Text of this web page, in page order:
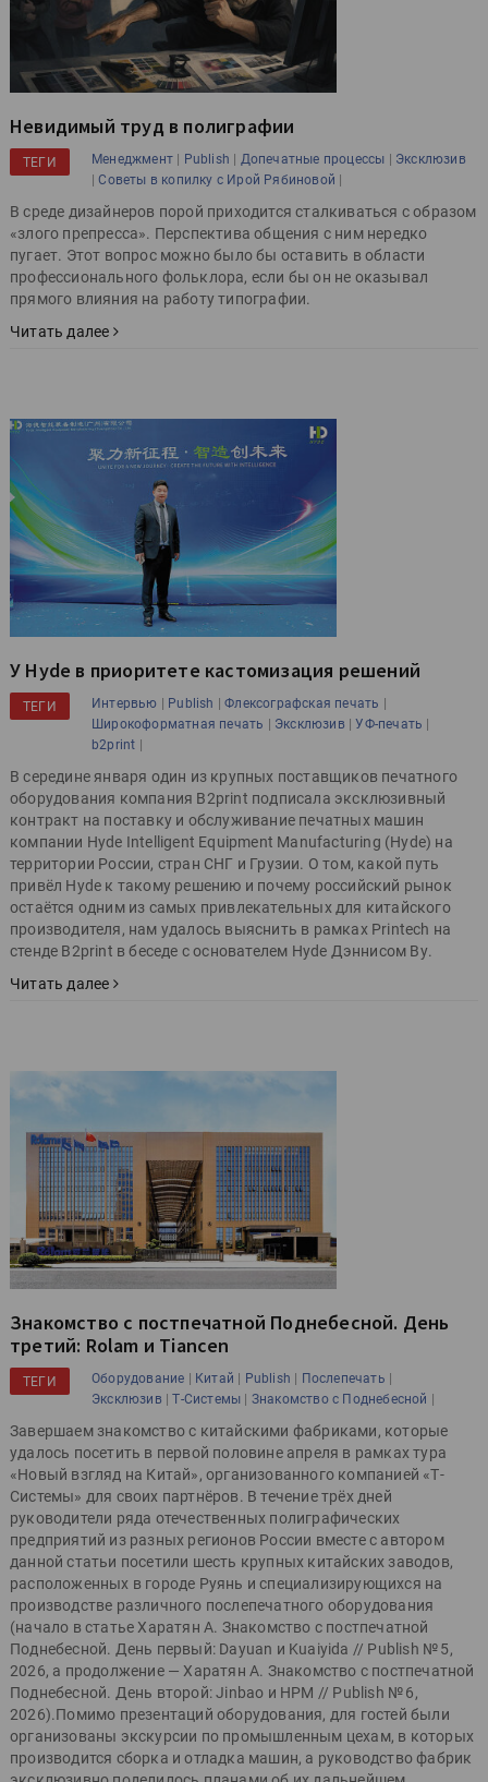
Невидимый труд в полиграфии
ТЕГИ Менеджмент | Publish | Допечатные процессы | Эксклюзив
|Советы в копилку с Ирой Рябиновой |
В среде дизайнеров порой приходится сталкиваться с образом
«злого препресса». Перспектива общения с ним нередко
пугает. Этот вопрос можно было бы оставить в области
профессионального фольклора, если бы он не оказывал
прямого влияния на работу типографии.
Читать далее
У Hyde в приоритете кастомизация решений
ТЕГИ Интервью | Publish |Флексографская печать |
Широкоформатная печать | Эксклюзив |УФ-печать |
b2print |
В середине января один из крупных поставщиков печатного
оборудования компания B2print подписала эксклюзивный
контракт на поставку и обслуживание печатных машин
компании Hyde Intelligent Equipment Manufacturing (Hyde) на
территории России, стран СНГ и Грузии. О том, какой путь
привёл Hyde к такому решению и почему российский рынок
остаётся одним из самых привлекательных для китайского
производителя, нам удалось выяснить в рамках Printech на
стенде B2print в беседе с основателем Hyde Дэннисом Ву.
Читать далее
Знакомство с постпечатной Поднебесной. День
третий: Rolam и Tiancen
ТЕГИ Оборудование | Китай | Publish | Послепечать |
Эксклюзив |Т-Системы | Знакомство с Поднебесной |
Завершаем знакомство с китайскими фабриками, которые
удалось посетить в первой половине апреля в рамках тура
«Новый взгляд на Китай», организованного компанией «Т-
Системы» для своих партнёров. В течение трёх дней
руководители ряда отечественных полиграфических
предприятий из разных регионов России вместе с автором
данной статьи посетили шесть крупных китайских заводов,
расположенных в городе Руянь и специализирующихся на
производстве различного послепечатного оборудования
(начало в статье Харатян А. Знакомство с постпечатной
Поднебесной. День первый: Dayuan и Kuaiyida // Publish № 5,
2026, а продолжение — Харатян А. Знакомство с постпечатной
Поднебесной. День второй: Jinbao и HPM // Publish № 6,
2026).Помимо презентаций оборудования, для гостей были
организованы экскурсии по промышленным цехам, в которых
производится сборка и отладка машин, а руководство фабрик